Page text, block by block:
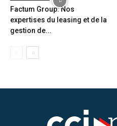
Factum Group: Nos
expertises du leasing et de la
gestion de...